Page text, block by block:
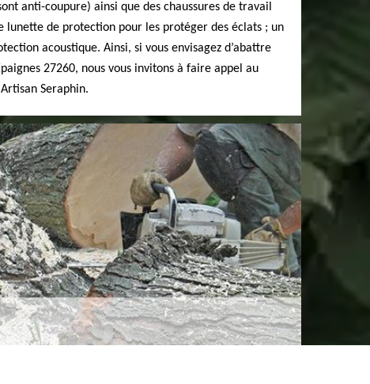
anti-coupure) ainsi que des chaussures de travail
lunette de protection pour les protéger des éclats ; un
acoustique. Ainsi, si vous envisagez d’abattre
27260, nous vous invitons à faire appel au
Seraphin.